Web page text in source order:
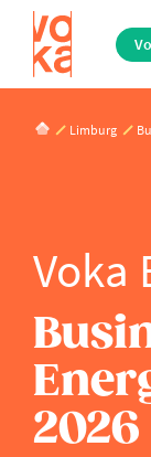
Overslaan
de
inhoud
Limburg
Voka
2026